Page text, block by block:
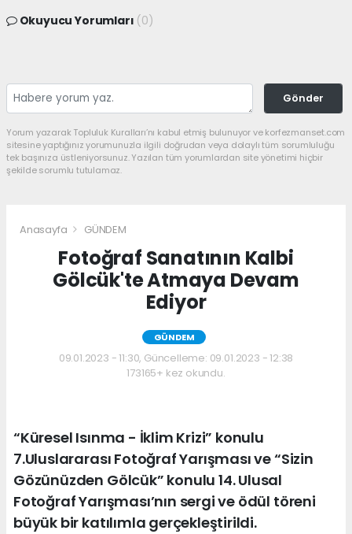
Okuyucu Yorumları (0)
Gönder
Yorum yazarak Topluluk Kuralları’nı kabul etmiş bulunuyor ve korfezmanset.com
sitesine yaptığınız yorumunuzla ilgili doğrudan veya dolaylı tüm sorumluluğu
tek başınıza üstleniyorsunuz. Yazılan tüm yorumlardan site yönetimi hiçbir
şekilde sorumlu tutulamaz.
Anasayfa GÜNDEM
Fotoğraf Sanatının Kalbi
Gölcük'te Atmaya Devam
Ediyor
GÜNDEM
09.01.2023 - 11:30, Güncelleme: 09.01.2023 - 12:38
173165+ kez okundu.
“Küresel Isınma - İklim Krizi” konulu
7.Uluslararası Fotoğraf Yarışması ve “Sizin
Gözünüzden Gölcük” konulu 14. Ulusal
Fotoğraf Yarışması’nın sergi ve ödül töreni
büyük bir katılımla gerçekleştirildi.